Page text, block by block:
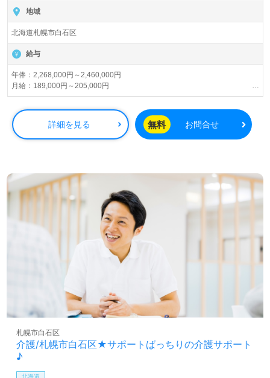
地域
北海道札幌市白石区
給与
年俸：2,268,000円～2,460,000円
月給：189,000円～205,000円
【諸手当】
処遇改善手当：18,000円
職務資格手当：47,000円
残業手当
詳細を見る 無料 お問合せ
介護/札幌市白石区★サポートばっちりの介護サポート
♪
札幌市白石区